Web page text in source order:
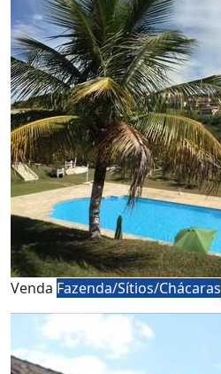
Venda Fazenda/Sítios/Chácaras